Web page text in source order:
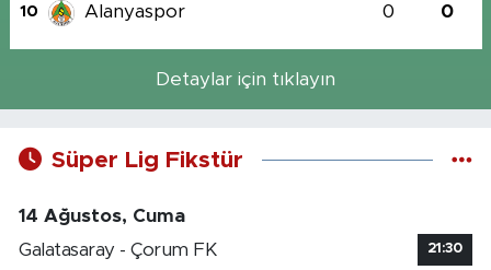
10 Alanyaspor 0 0
Detaylar için tıklayın
Süper Lig Fikstür
14 Ağustos, Cuma
Galatasaray - Çorum FK
21:30